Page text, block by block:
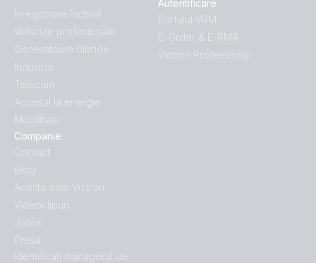
Înregistrare închisă
Vehicule profesionale
Generatoare hibride
Industrial
Telecom
Accesul la energie
Mobilitate
Companie
Contact
Blog
Acesta este Victron
Videoclipuri
Joburi
Presă
Identificați managerul de
Autentificare
Portalul VRM
E-Order & E-RMA
Victron Professional